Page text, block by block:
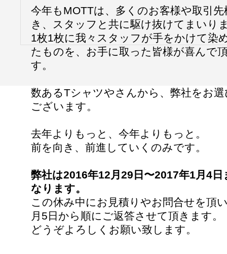
今年もMOTTは、多くのお客様や取引
き、スタッフと共に駆け抜けてまいり
1枚1枚に我々スタッフが手をかけて染
たものを、お手に取った皆様が喜んで
す。
数あるTシャツやさんから、弊社をお
ございます。
去年よりもっと、今年よりもっと。
前を向き、前進していくのみです。
弊社は2016年12月29日〜2017年1月4
なります。
この休み中にお見積りやお問合せを頂
月5日から順にご返答させて頂きます。
どうぞよろしくお願い致します。